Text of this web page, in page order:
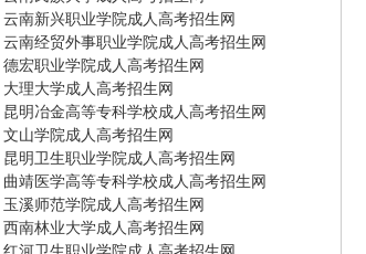
云南新兴职业学院成人高考招生网
云南经贸外事职业学院成人高考招生网
德宏职业学院成人高考招生网
大理大学成人高考招生网
昆明冶金高等专科学校成人高考招生网
文山学院成人高考招生网
昆明卫生职业学院成人高考招生网
曲靖医学高等专科学校成人高考招生网
玉溪师范学院成人高考招生网
西南林业大学成人高考招生网